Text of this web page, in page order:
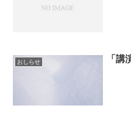
おしらせ 「